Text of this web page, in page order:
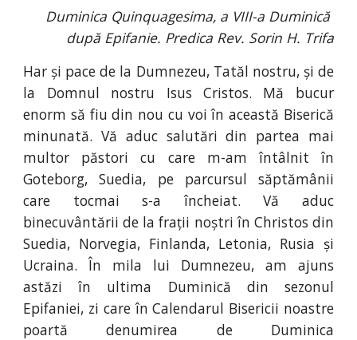
Duminica Quinquagesima, a VIII-a Duminică
după Epifanie. Predica Rev. Sorin H. Trifa
Har și pace de la Dumnezeu, Tatăl nostru, și de
la Domnul nostru Isus Cristos. Mă bucur
enorm să fiu din nou cu voi în această Biserică
minunată. Vă aduc salutări din partea mai
multor păstori cu care m-am întâlnit în
Goteborg, Suedia, pe parcursul săptămânii
care tocmai s-a încheiat. Vă aduc
binecuvântării de la frații noștri în Christos din
Suedia, Norvegia, Finlanda, Letonia, Rusia și
Ucraina. În mila lui Dumnezeu, am ajuns
astăzi în ultima Duminică din sezonul
Epifaniei, zi care în Calendarul Bisericii noastre
poartă denumirea de Duminica